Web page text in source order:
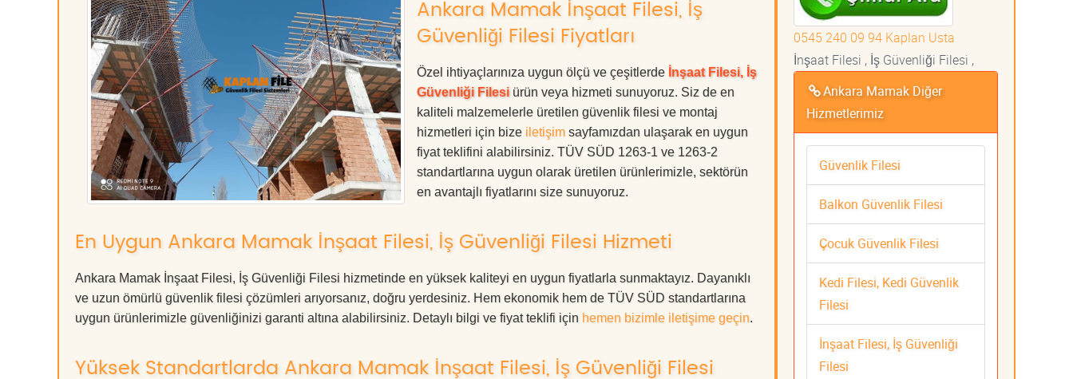
Ankara Mamak İnşaat Filesi, İş
Güvenliği Filesi Fiyatları
Özel ihtiyaçlarınıza uygun ölçü ve çeşitlerde İnşaat Filesi, İş
Güvenliği Filesi ürün veya hizmeti sunuyoruz. Siz de en
kaliteli malzemelerle üretilen güvenlik filesi ve montaj
hizmetleri için bize iletişim sayfamızdan ulaşarak en uygun
fiyat teklifini alabilirsiniz. TÜV SÜD 1263-1 ve 1263-2
standartlarına uygun olarak üretilen ürünlerimizle, sektörün
en avantajlı fiyatlarını size sunuyoruz.
En Uygun Ankara Mamak İnşaat Filesi, İş Güvenliği Filesi Hizmeti
Ankara Mamak İnşaat Filesi, İş Güvenliği Filesi hizmetinde en yüksek kaliteyi en uygun fiyatlarla sunmaktayız. Dayanıklı
ve uzun ömürlü güvenlik filesi çözümleri arıyorsanız, doğru yerdesiniz. Hem ekonomik hem de TÜV SÜD standartlarına
uygun ürünlerimizle güvenliğinizi garanti altına alabilirsiniz. Detaylı bilgi ve fiyat teklifi için hemen bizimle iletişime geçin.
Yüksek Standartlarda Ankara Mamak İnşaat Filesi, İş Güvenliği Filesi
0545 240 09 94 Kaplan Usta
İnşaat Filesi , İş Güvenliği Filesi ,
Ankara Mamak Diğer
Hizmetlerimiz
Güvenlik Filesi
Balkon Güvenlik Filesi
Çocuk Güvenlik Filesi
Kedi Filesi, Kedi Güvenlik
Filesi
İnşaat Filesi, İş Güvenliği
Filesi